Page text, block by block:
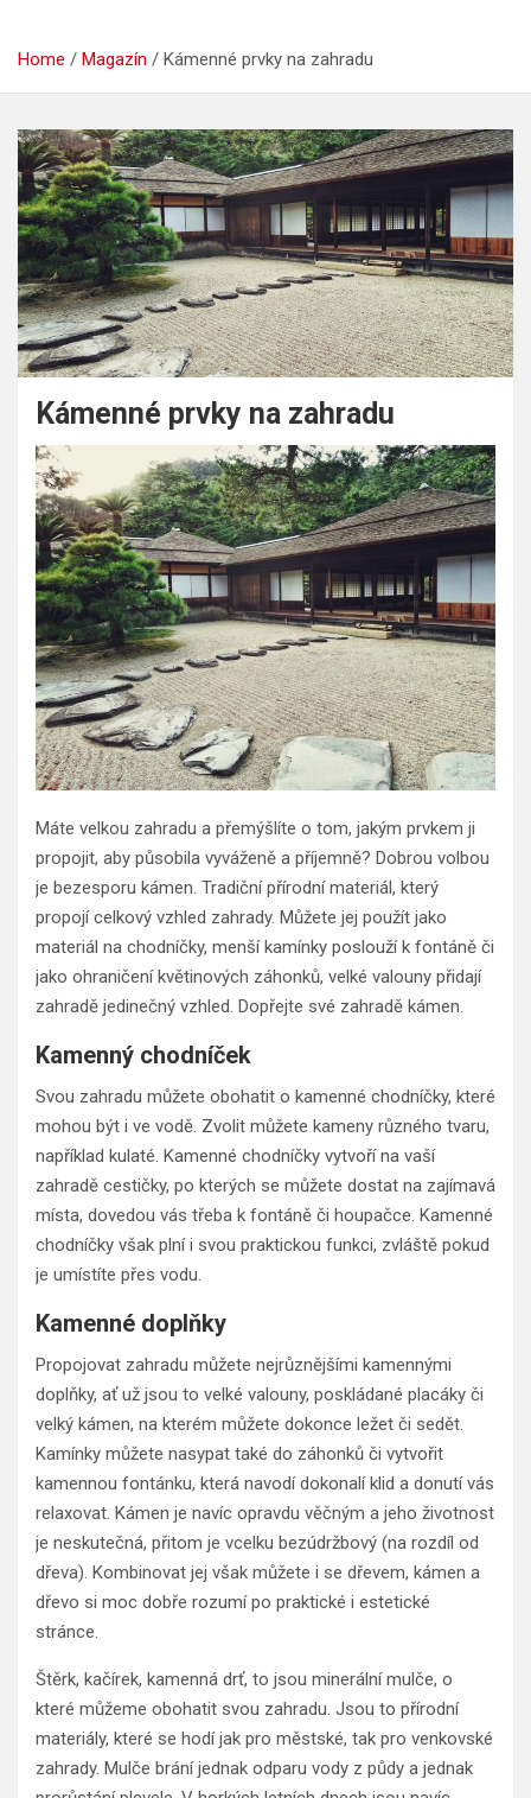
Home Magazín Kámenné prvky na zahradu
Kámenné prvky na zahradu
Máte velkou zahradu a přemýšlíte o tom, jakým prvkem ji
propojit, aby působila vyváženě a příjemně? Dobrou volbou
je bezesporu kámen. Tradiční přírodní materiál, který
propojí celkový vzhled zahrady. Můžete jej použít jako
materiál na chodníčky, menší kamínky poslouží k fontáně či
jako ohraničení květinových záhonků, velké valouny přidají
zahradě jedinečný vzhled. Dopřejte své zahradě kámen.
Kamenný chodníček
Svou zahradu můžete obohatit o kamenné chodníčky, které
mohou být i ve vodě. Zvolit můžete kameny různého tvaru,
například kulaté. Kamenné chodníčky vytvoří na vaší
zahradě cestičky, po kterých se můžete dostat na zajímavá
místa, dovedou vás třeba k fontáně či houpačce. Kamenné
chodníčky však plní i svou praktickou funkci, zvláště pokud
je umístíte přes vodu.
Kamenné doplňky
Propojovat zahradu můžete nejrůznějšími kamennými
doplňky, ať už jsou to velké valouny, poskládané placáky či
velký kámen, na kterém můžete dokonce ležet či sedět.
Kamínky můžete nasypat také do záhonků či vytvořit
kamennou fontánku, která navodí dokonalí klid a donutí vás
relaxovat. Kámen je navíc opravdu věčným a jeho životnost
je neskutečná, přitom je vcelku bezúdržbový (na rozdíl od
dřeva). Kombinovat jej však můžete i se dřevem, kámen a
dřevo si moc dobře rozumí po praktické i estetické
stránce.
Štěrk, kačírek, kamenná drť, to jsou minerální mulče, o
které můžeme obohatit svou zahradu. Jsou to přírodní
materiály, které se hodí jak pro městské, tak pro venkovské
zahrady. Mulče brání jednak odparu vody z půdy a jednak